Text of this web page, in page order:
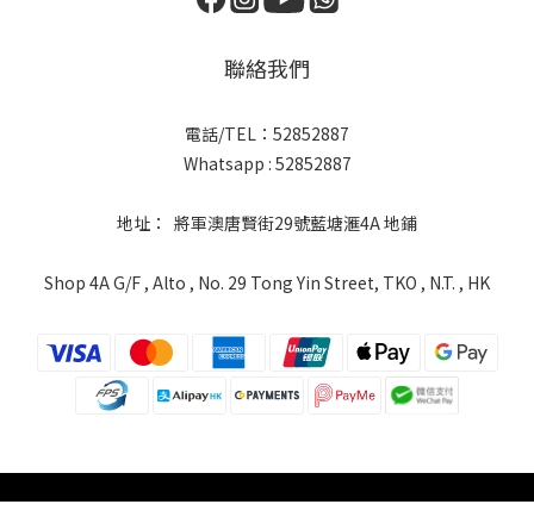
聯絡我們
電話/TEL：52852887
Whatsapp : 52852887
地址： 將軍澳唐賢街29號藍塘滙4A 地鋪
Shop 4A G/F , Alto , No. 29 Tong Yin Street, TKO , N.T. , HK